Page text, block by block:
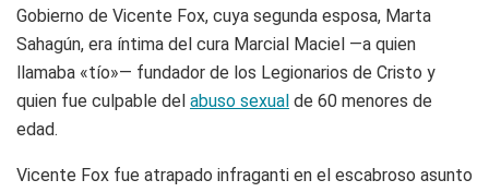
Gobierno de Vicente Fox, cuya segunda esposa, Marta
Sahagún, era íntima del cura Marcial Maciel —a quien
llamaba «tío»— fundador de los Legionarios de Cristo y
quien fue culpable del abuso sexual de 60 menores de
edad.
Vicente Fox fue atrapado infraganti en el escabroso asunto